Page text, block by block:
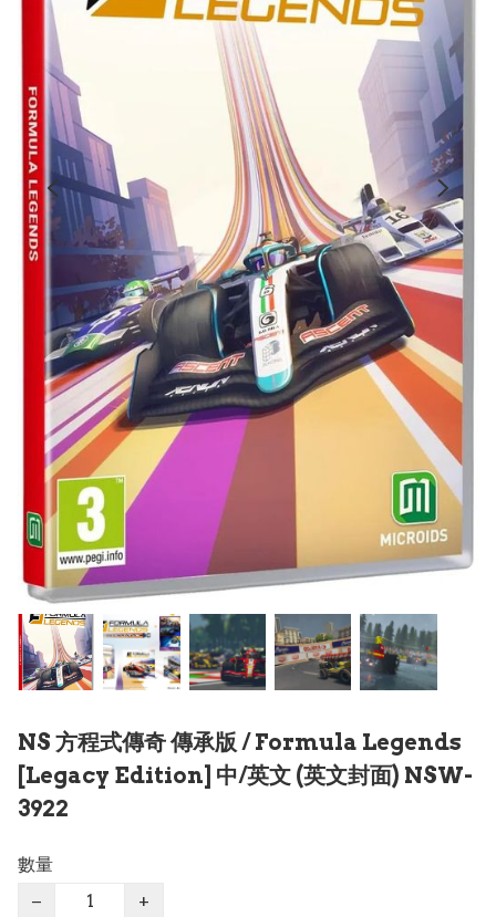
NS 方程式傳奇 傳承版 / Formula Legends
[Legacy Edition] 中/英文 (英文封面) NSW-
3922
數量
−
+